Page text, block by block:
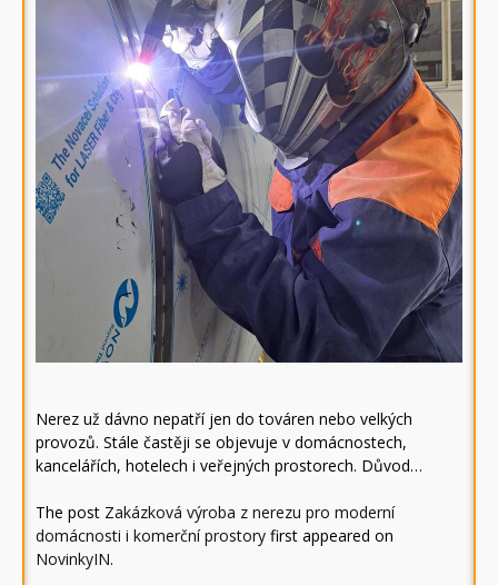
Nerez už dávno nepatří jen do továren nebo velkých
provozů. Stále častěji se objevuje v domácnostech,
kancelářích, hotelech i veřejných prostorech. Důvod…
The post Zakázková výroba z nerezu pro moderní
domácnosti i komerční prostory first appeared on
NovinkyIN.